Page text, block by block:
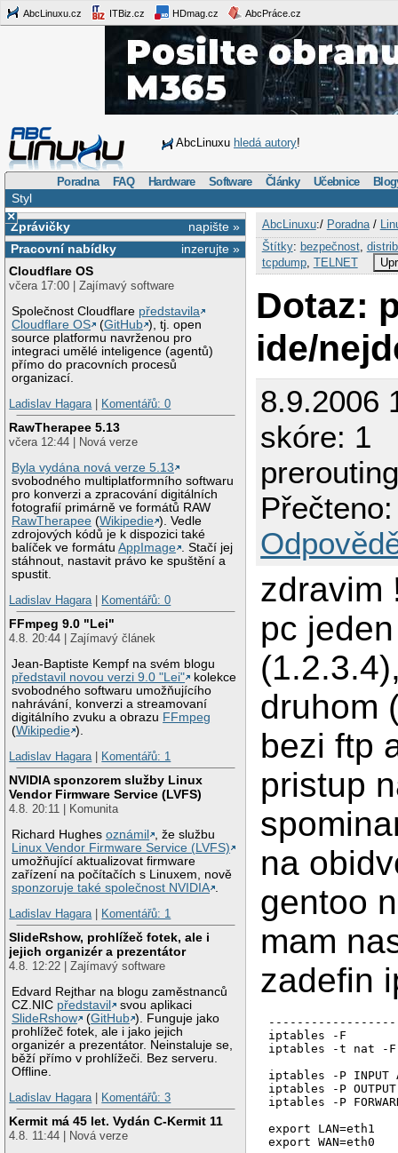
AbcLinuxu.cz ITBiz.cz HDmag.cz AbcPráce.cz
AbcLinuxu hledá autory!
Poradna FAQ Hardware Software Články Učebnice
Styl
×
napište »
Zprávičky
inzerujte »
Pracovní nabídky
Cloudflare OS
včera 17:00 | Zajímavý software
Společnost Cloudflare představila
Cloudflare OS
(GitHub ), tj. open
source platformu navrženou pro
integraci umělé inteligence (agentů)
přímo do pracovních procesů
organizací.
Ladislav Hagara| Komentářů: 0
RawTherapee 5.13
včera 12:44 | Nová verze
Byla vydána nová verze 5.13
svobodného multiplatformního softwaru
pro konverzi a zpracování digitálních
fotografií primárně ve formátů RAW
RawTherapee (Wikipedie ). Vedle
zdrojových kódů je k dispozici také
balíček ve formátuAppImage
. Stačí jej
stáhnout, nastavit právo ke spuštění a
spustit.
Ladislav Hagara| Komentářů: 0
FFmpeg 9.0 "Lei"
4.8. 20:44 | Zajímavý článek
Jean-Baptiste Kempf na svém blogu
představil novou verzi 9.0 "Lei"
kolekce
svobodného softwaru umožňujícího
nahrávání, konverzi a streamovaní
digitálního zvuku a obrazu FFmpeg
(Wikipedie ).
Ladislav Hagara| Komentářů: 1
NVIDIA sponzorem služby Linux
Vendor Firmware Service (LVFS)
4.8. 20:11 | Komunita
Richard Hughesoznámil
, že službu
Linux Vendor Firmware Service (LVFS)
umožňující aktualizovat firmware
zařízení na počítačích s Linuxem, nově
sponzoruje také společnost NVIDIA
Ladislav Hagara| Komentářů: 1
SlideRshow, prohlížeč fotek, ale i
jejich organizér a prezentátor
4.8. 12:22 | Zajímavý software
Edvard Rejthar na blogu zaměstnanců
CZ.NIC představil
svou aplikaci
SlideRshow
(GitHub ). Funguje jako
prohlížeč fotek, ale i jako jejich
organizér a prezentátor. Neinstaluje se,
běží přímo v prohlížeči. Bez serveru.
Offline.
Ladislav Hagara| Komentářů: 3
Kermit má 45 let. Vydán C-Kermit 11
4.8. 11:44 | Nová verze
AbcLinuxu:/ Poradna/
Štítky: bezpečnost,
tcpdump, TELNET
Dotaz:
ide/
8.9.2006
skóre: 1
zdravim
pc
druhom
bezi ftp
pristup
na
gentoo
mam
zadefin
iptables -F
iptables -t nat -F
iptables -P INPUT
iptables -P OUTPUT
iptables -P
export LAN=eth1
export WAN=eth0